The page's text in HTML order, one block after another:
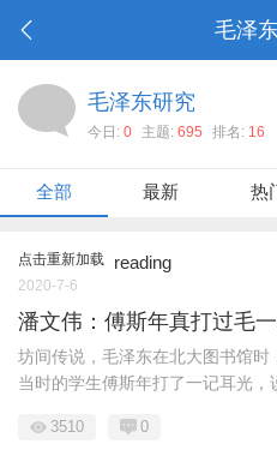
毛泽
毛泽东研究
今日: 0 主题: 695 排名: 16
全部 最新 热
点击重新加载 reading
2020-7-6
潘文伟：傅斯年真打过毛
坊间传说，毛泽东在北大图书馆
当时的学生傅斯年打了一记耳光，
3510 0